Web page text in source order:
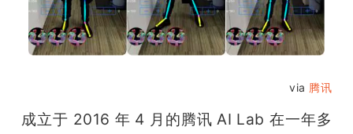
via 腾讯
成立于 2016 年 4 月的腾讯 AI Lab 在一年多